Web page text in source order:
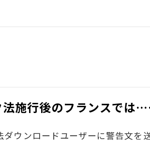
法施行後のフランスでは
ウンロードユーザーに警告文を